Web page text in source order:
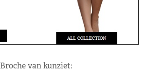
Broche van kunziet: